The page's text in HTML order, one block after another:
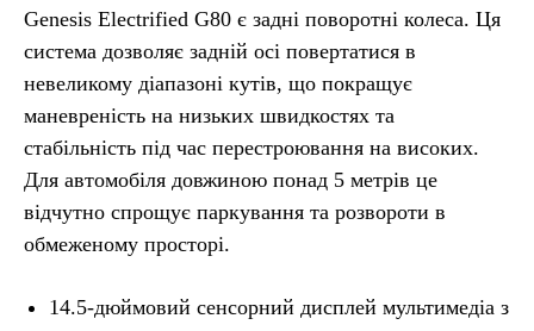
Genesis Electrified G80 є задні поворотні колеса. Ця
система дозволяє задній осі повертатися в
невеликому діапазоні кутів, що покращує
маневреність на низьких швидкостях та
стабільність під час перестроювання на високих.
Для автомобіля довжиною понад 5 метрів це
відчутно спрощує паркування та розвороти в
обмеженому просторі.
14.5-дюймовий сенсорний дисплей мультимедіа з